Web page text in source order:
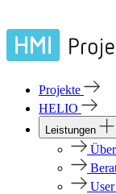
Projekte
HELIO
Leistungen